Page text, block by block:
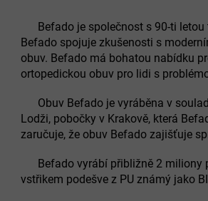
Befado je společnost s 90-ti letou
Befado spojuje zkušenosti s
obuv. Befado má bohatou nabídku
ortopedickou obuv pro lidi s
Obuv Befado je vyráběna v
Lodži, pobočky v Krakově, která
zaručuje, že obuv Befado zajišťuje
Befado vyrábí přibližně 2 miliony
vstřikem podešve z PU známý jako